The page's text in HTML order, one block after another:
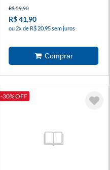
R$ 59,90
R$ 41,90
ou 2x de R$ 20,95 sem juros
-30% OFF